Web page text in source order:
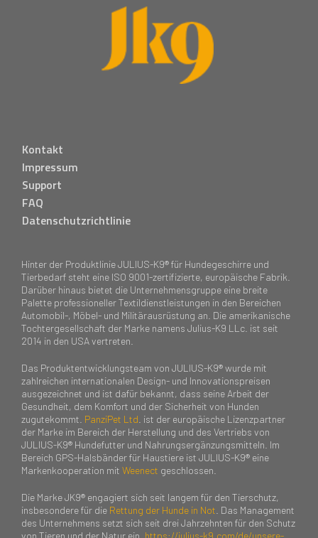
Kontakt
Impressum
Support
FAQ
Datenschutzrichtlinie
Hinter der Produktlinie JULIUS-K9® für Hundegeschirre und
Tierbedarf steht eine ISO 9001-zertifizierte, europäische Fabrik.
Darüber hinaus bietet die Unternehmensgruppe eine breite
Palette professioneller Textildienstleistungen in den Bereichen
Automobil-, Möbel- und Militärausrüstung an. Die amerikanische
Tochtergesellschaft der Marke namens Julius-K9 LLc. ist seit
2014 in den USA vertreten.
Das Produktentwicklungsteam von JULIUS-K9® wurde mit
zahlreichen internationalen Design- und Innovationspreisen
ausgezeichnet und ist dafür bekannt, dass seine Arbeit der
Gesundheit, dem Komfort und der Sicherheit von Hunden
zugutekommt. PanziPet Ltd . ist der europäische Lizenzpartner
der Marke im Bereich der Herstellung und des Vertriebs von
JULIUS-K9® Hundefutter und Nahrungsergänzungsmitteln. Im
Bereich GPS-Halsbänder für Haustiere ist JULIUS-K9® eine
Markenkooperation mit Weenect geschlossen.
Die Marke JK9® engagiert sich seit langem für den Tierschutz,
insbesondere für die Rettung der Hunde in Not . Das Management
des Unternehmens setzt sich seit drei Jahrzehnten für den Schutz